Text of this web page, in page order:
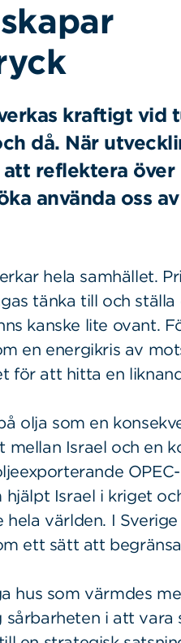
kraftigt vid
då. När
reflektera över
använda oss
hela samhället.
tänka till och
kanske lite ovant.
en energikris av
för att hitta en
olja som en
Israel och en
Israel i kriget
världen. I
ett sätt att
hus som värmdes
i att vara